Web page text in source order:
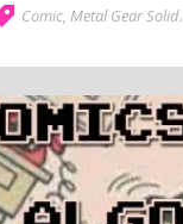
Comic, Metal Gear Solid.